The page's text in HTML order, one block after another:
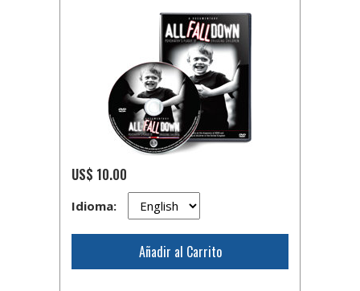
US$ 10.00
Idioma:
Añadir al Carrito